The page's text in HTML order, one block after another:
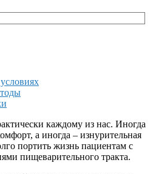
каждому из нас. Иногда
а иногда – изнурительная
портить жизнь пациентам с
пищеварительного тракта.